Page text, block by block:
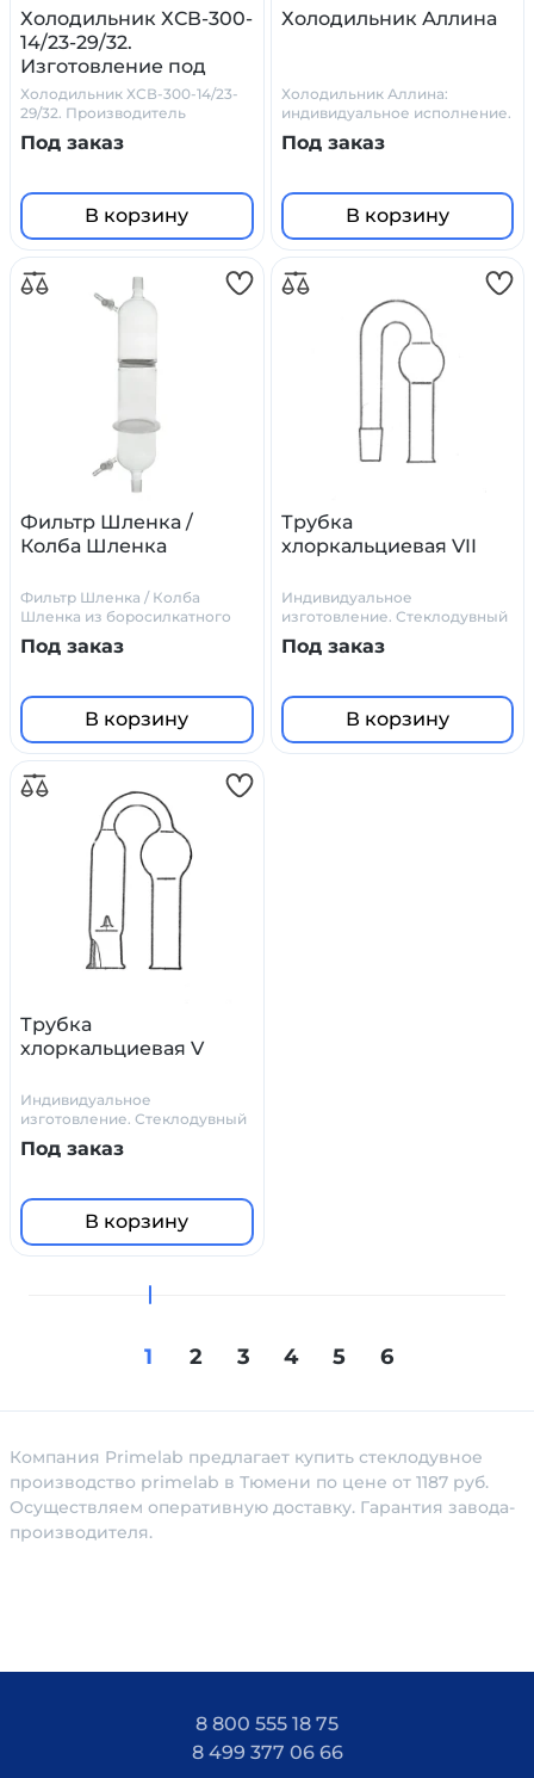
Холодильник ХСВ-300-
14/23-29/32.
Изготовление под
заказ.
Холодильник ХСВ-300-14/23-
29/32. Производитель
Primelab
Под заказ
В корзину
Холодильник Аллина
Холодильник Аллина:
индивидуальное исполнение.
Боросилкатное стекло.
Под заказ
В корзину
Фильтр Шленка /
Колба Шленка
Фильтр Шленка / Колба
Шленка из боросилкатного
стекла
Под заказ
В корзину
Трубка
хлоркальциевая VII
Индивидуальное
изготовление. Стеклодувный
цех Primelab
Под заказ
В корзину
Трубка
хлоркальциевая V
Индивидуальное
изготовление. Стеклодувный
цех Primelab
Под заказ
В корзину
1 2 3 4 5 6
Компания Primelab предлагает купить стеклодувное
производство primelab в Тюмени по цене от 1187 руб.
Осуществляем оперативную доставку. Гарантия завода-
производителя.
8 800 555 18 75
8 499 377 06 66